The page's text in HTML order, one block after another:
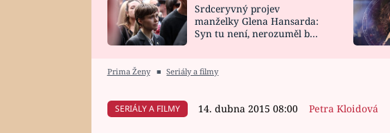
HOROSKOP NA
CELEBRITY
VAŘENÍ
Srdceryvný projev
manželky Glena Hansarda:
Syn tu není, nerozuměl by
Prima Ženy ■ Seriály a filmy
SERIÁLY A FILMY 14. dubna 2015 08:00 Petra Kloidová